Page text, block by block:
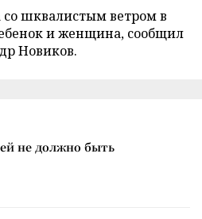
со шквалистым ветром в
и женщина, сообщил
Новиков.
не должно быть